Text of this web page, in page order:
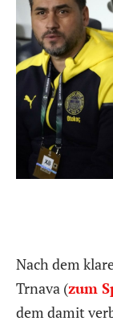
Nach dem
Trnava (zum
dem damit